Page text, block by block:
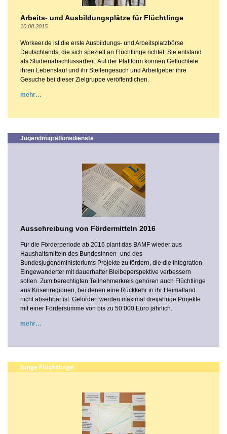
Arbeits- und Ausbildungsplätze für Flüchtlinge
10.08.2015
Workeer.de ist die erste Ausbildungs- und Arbeitsplatzbörse
Deutschlands, die sich speziell an Flüchtlinge richtet. Sie entstand
als Studienabschlussarbeit. Auf der Plattform können Geflüchtete
ihren Lebenslauf und ihr Stellengesuch und Arbeitgeber ihre
Gesuche bei dieser Zielgruppe veröffentlichen.
mehr
Jugendmigrationsdienste
Ausschreibung von Fördermitteln 2016
Für die Förderperiode ab 2016 plant das BAMF wieder aus
Haushaltsmitteln des Bundesinnen- und des
Bundesjugendministeriums Projekte zu fördern, die die Integration
Eingewanderter mit dauerhafter Bleibeperspektive verbessern
sollen. Zum berechtigten Teilnehmerkreis gehören auch Flüchtlinge
aus Krisenregionen, bei denen eine Rückkehr in ihr Heimatland
nicht absehbar ist. Gefördert werden maximal dreijährige Projekte
mit einer Fördersumme von bis zu 50.000 Euro jährlich.
mehr
Junge Flüchtlinge